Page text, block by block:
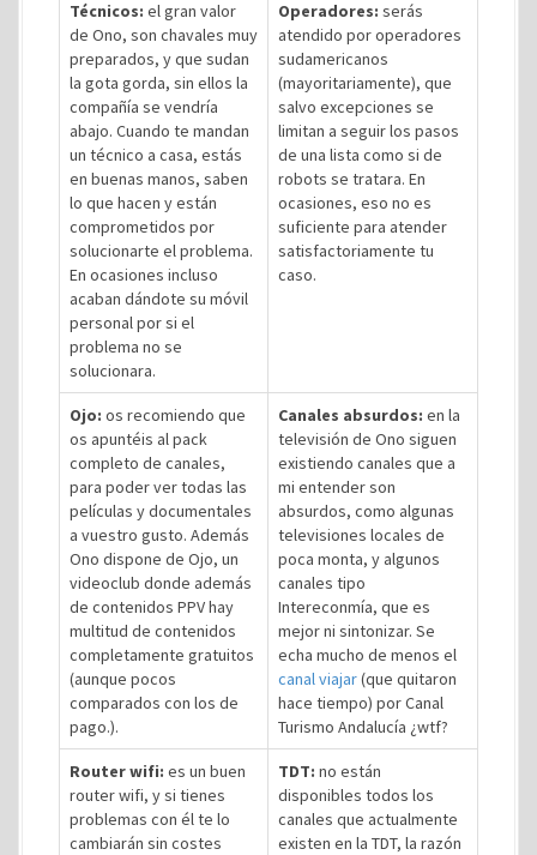
Técnicos: el gran valor
de Ono, son chavales muy
preparados, y que sudan
la gota gorda, sin ellos la
compañía se vendría
abajo. Cuando te mandan
un técnico a casa, estás
en buenas manos, saben
lo que hacen y están
comprometidos por
solucionarte el problema.
En ocasiones incluso
acaban dándote su móvil
personal por si el
problema no se
solucionara.
Operadores: serás
atendido por operadores
sudamericanos
(mayoritariamente), que
salvo excepciones se
limitan a seguir los pasos
de una lista como si de
robots se tratara. En
ocasiones, eso no es
suficiente para atender
satisfactoriamente tu
caso.
Ojo: os recomiendo que
os apuntéis al pack
completo de canales,
para poder ver todas las
películas y documentales
a vuestro gusto. Además
Ono dispone de Ojo, un
videoclub donde además
de contenidos PPV hay
multitud de contenidos
completamente gratuitos
(aunque pocos
comparados con los de
pago.).
Canales absurdos: en la
televisión de Ono siguen
existiendo canales que a
mi entender son
absurdos, como algunas
televisiones locales de
poca monta, y algunos
canales tipo
Intereconmía, que es
mejor ni sintonizar. Se
echa mucho de menos el
canal viajar(que quitaron
hace tiempo) por Canal
Turismo Andalucía ¿wtf?
Router wifi: es un buen
router wifi, y si tienes
problemas con él te lo
cambiarán sin costes
TDT: no están
disponibles todos los
canales que actualmente
existen en la TDT, la razón